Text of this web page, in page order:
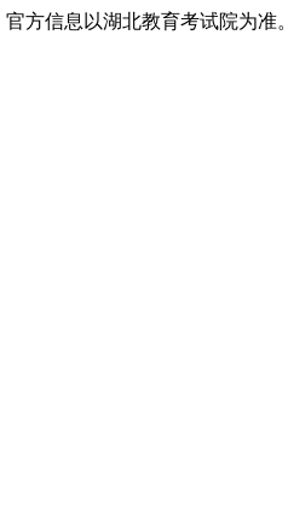
方信息以湖北教育考试院为准。